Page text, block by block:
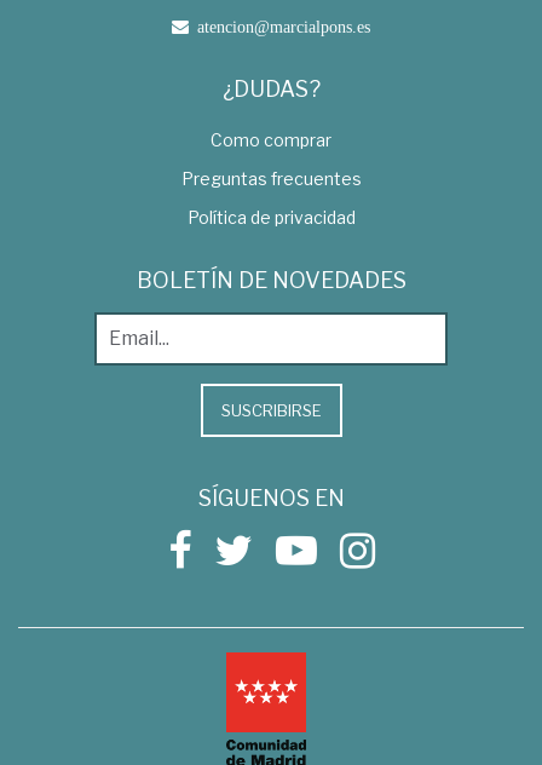
atencion@marcialpons.es
¿DUDAS?
Como comprar
Preguntas frecuentes
Política de privacidad
BOLETÍN DE NOVEDADES
SUSCRIBIRSE
SÍGUENOS EN